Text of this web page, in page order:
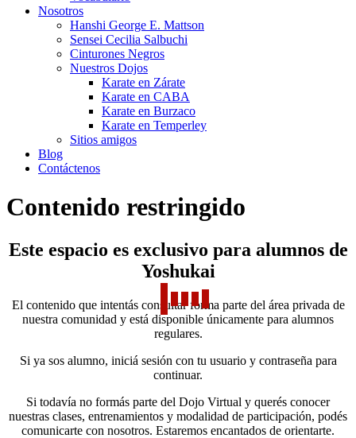
Nosotros
Hanshi George E. Mattson
Sensei Cecilia Salbuchi
Cinturones Negros
Nuestros Dojos
Karate en Zárate
Karate en CABA
Karate en Burzaco
Karate en Temperley
Sitios amigos
Blog
Contáctenos
Contenido restringido
Este espacio es exclusivo para alumnos de
Yoshukai
El contenido que intentás consultar forma parte del área privada de
nuestra comunidad y está disponible únicamente para alumnos
regulares.
Si ya sos alumno, iniciá sesión con tu usuario y contraseña para
continuar.
Si todavía no formás parte del Dojo Virtual y querés conocer
nuestras clases, entrenamientos y modalidad de participación, podés
comunicarte con nosotros. Estaremos encantados de orientarte.